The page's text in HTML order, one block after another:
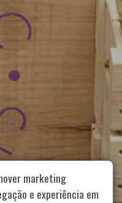
marketing
e experiência em